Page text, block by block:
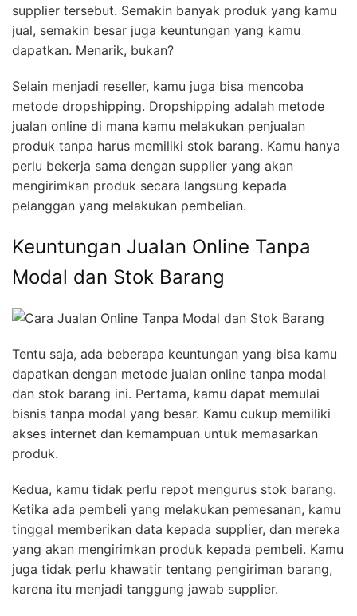
supplier tersebut. Semakin banyak produk yang kamu
jual, semakin besar juga keuntungan yang kamu
dapatkan. Menarik, bukan?
Selain menjadi reseller, kamu juga bisa mencoba
metode dropshipping. Dropshipping adalah metode
jualan online di mana kamu melakukan penjualan
produk tanpa harus memiliki stok barang. Kamu hanya
perlu bekerja sama dengan supplier yang akan
mengirimkan produk secara langsung kepada
pelanggan yang melakukan pembelian.
Keuntungan Jualan Online Tanpa
Modal dan Stok Barang
Tentu saja, ada beberapa keuntungan yang bisa kamu
dapatkan dengan metode jualan online tanpa modal
dan stok barang ini. Pertama, kamu dapat memulai
bisnis tanpa modal yang besar. Kamu cukup memiliki
akses internet dan kemampuan untuk memasarkan
produk.
Kedua, kamu tidak perlu repot mengurus stok barang.
Ketika ada pembeli yang melakukan pemesanan, kamu
tinggal memberikan data kepada supplier, dan mereka
yang akan mengirimkan produk kepada pembeli. Kamu
juga tidak perlu khawatir tentang pengiriman barang,
karena itu menjadi tanggung jawab supplier.